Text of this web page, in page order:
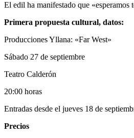
El edil ha manifestado que
Primera propuesta cultural, datos:
Producciones Yllana: «Far West»
Sábado 27 de septiembre
Teatro Calderón
20:00 horas
Entradas desde el jueves 18 de
Precios